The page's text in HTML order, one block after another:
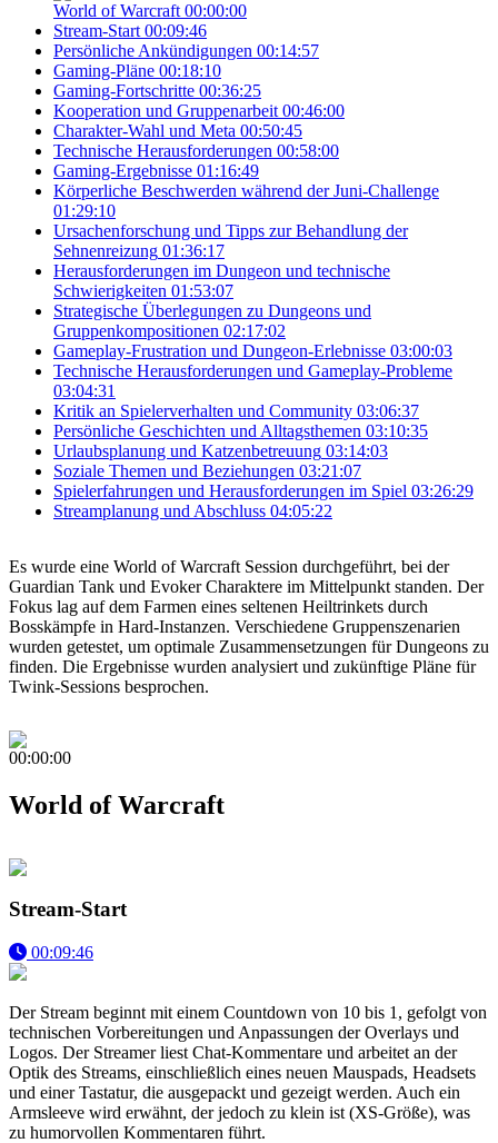
World of Warcraft 00:00:00
Stream-Start 00:09:46
Persönliche Ankündigungen 00:14:57
Gaming-Pläne 00:18:10
Gaming-Fortschritte 00:36:25
Kooperation und Gruppenarbeit 00:46:00
Charakter-Wahl und Meta 00:50:45
Technische Herausforderungen 00:58:00
Gaming-Ergebnisse 01:16:49
Körperliche Beschwerden während der Juni-Challenge
01:29:10
Ursachenforschung und Tipps zur Behandlung der
Sehnenreizung 01:36:17
Herausforderungen im Dungeon und technische
Schwierigkeiten 01:53:07
Strategische Überlegungen zu Dungeons und
Gruppenkompositionen 02:17:02
Gameplay-Frustration und Dungeon-Erlebnisse 03:00:03
Technische Herausforderungen und Gameplay-Probleme
03:04:31
Kritik an Spielerverhalten und Community 03:06:37
Persönliche Geschichten und Alltagsthemen 03:10:35
Urlaubsplanung und Katzenbetreuung 03:14:03
Soziale Themen und Beziehungen 03:21:07
Spielerfahrungen und Herausforderungen im Spiel 03:26:29
Streamplanung und Abschluss 04:05:22
Es wurde eine World of Warcraft Session durchgeführt, bei der
Guardian Tank und Evoker Charaktere im Mittelpunkt standen. Der
Fokus lag auf dem Farmen eines seltenen Heiltrinkets durch
Bosskämpfe in Hard-Instanzen. Verschiedene Gruppenszenarien
wurden getestet, um optimale Zusammensetzungen für Dungeons zu
finden. Die Ergebnisse wurden analysiert und zukünftige Pläne für
Twink-Sessions besprochen.
00:00:00
World of Warcraft
Stream-Start
00:09:46
Der Stream beginnt mit einem Countdown von 10 bis 1, gefolgt von
technischen Vorbereitungen und Anpassungen der Overlays und
Logos. Der Streamer liest Chat-Kommentare und arbeitet an der
Optik des Streams, einschließlich eines neuen Mauspads, Headsets
und einer Tastatur, die ausgepackt und gezeigt werden. Auch ein
Armsleeve wird erwähnt, der jedoch zu klein ist (XS-Größe), was
zu humorvollen Kommentaren führt.